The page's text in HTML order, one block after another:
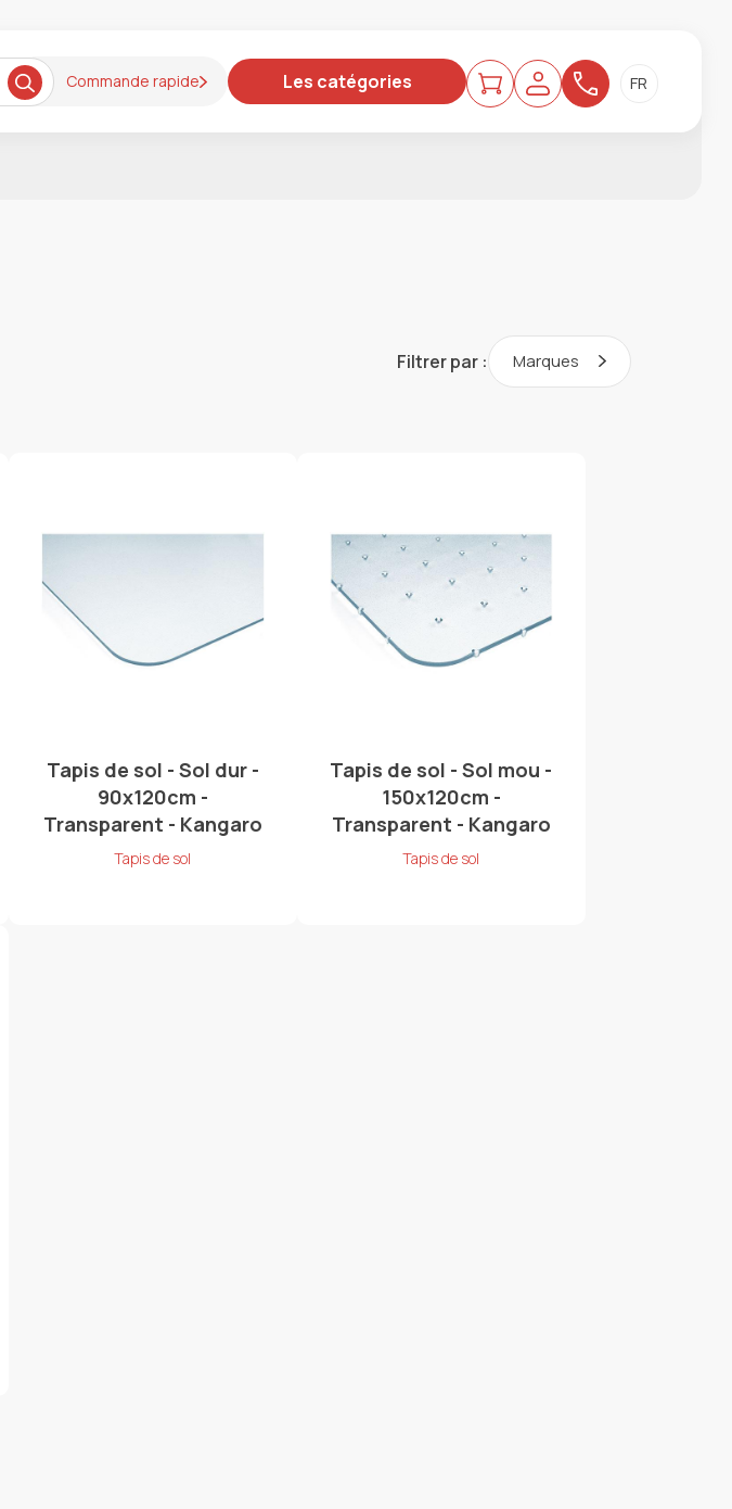
Commande rapide Les catégories
Filtrer par : Marques
Tapis de sol - Sol dur -
90x120cm -
Transparent - Kangaro
Tapis de sol
Tapis de sol - Sol mou -
150x120cm -
Transparent - Kangaro
Tapis de sol